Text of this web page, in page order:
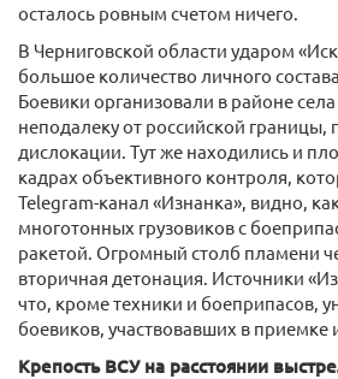
осталось ровным счетом ничего.
В Черниговской области ударом
большое количество личного
Боевики организовали в районе
неподалеку от российской границы,
дислокации. Тут же находились и
кадрах объективного контроля,
Telegram-канал «Изнанка», видно,
многотонных грузовиков с
ракетой. Огромный столб пламени
вторичная детонация. Источники
что, кроме техники и боеприпасов,
боевиков, участвовавших в приемке
Крепость ВСУ на расстоянии